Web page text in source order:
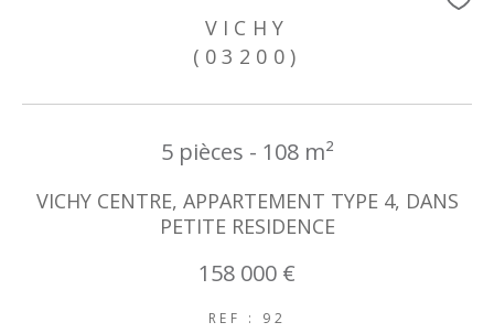
VICHY
(03200)
5 pièces - 108 m²
VICHY CENTRE, APPARTEMENT TYPE 4, DANS
PETITE RESIDENCE
158 000 €
REF : 92